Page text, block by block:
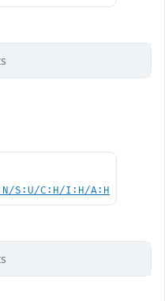
S:U/C:H/I:H/A:H